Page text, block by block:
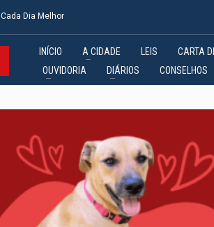
Cada Dia Melhor
INÍCIO A CIDADE LEIS CARTA
OUVIDORIA
DIÁRIOS CONSELHOS